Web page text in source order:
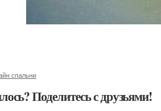
спальни
Поделитесь с друзьями!